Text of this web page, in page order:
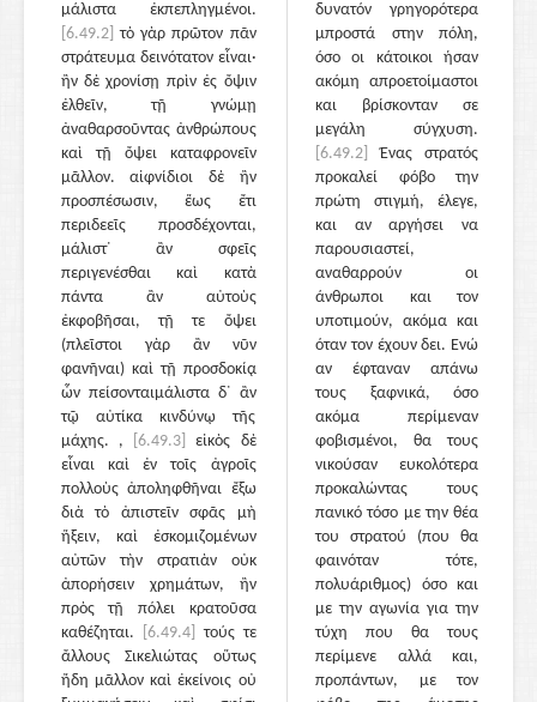
μάλιστα ἐκπεπληγμένοι.
[6.49.2] τὸ γὰρ πρῶτον πᾶν
στράτευμα δεινότατον εἶναι·
ἢν δὲ χρονίσῃ πρὶν ἐς ὄψιν
ἐλθεῖν, τῇ γνώμῃ
ἀναθαρσοῦντας ἀνθρώπους
καὶ τῇ ὄψει καταφρονεῖν
μᾶλλον. αἰφνίδιοι δὲ ἢν
προσπέσωσιν, ἕως ἔτι
περιδεεῖς προσδέχονται,
μάλιστ᾽ ἂν σφεῖς
περιγενέσθαι καὶ κατὰ
πάντα ἂν αὐτοὺς
ἐκφοβῆσαι, τῇ τε ὄψει
(πλεῖστοι γὰρ ἂν νῦν
φανῆναι) καὶ τῇ προσδοκίᾳ
ὧν πείσονταιμάλιστα δ᾽ ἂν
τῷ αὐτίκα κινδύνῳ τῆς
μάχης. ,
[6.49.3]
εἰκὸς δὲ
εἶναι καὶ ἐν τοῖς ἀγροῖς
πολλοὺς ἀποληφθῆναι ἔξω
διὰ τὸ ἀπιστεῖν σφᾶς μὴ
ἥξειν, καὶ ἐσκομιζομένων
αὐτῶν τὴν στρατιὰν οὐκ
ἀπορήσειν χρημάτων, ἢν
πρὸς τῇ πόλει κρατοῦσα
καθέζηται.
[6.49.4]
τούς τε
ἄλλους Σικελιώτας οὕτως
ἤδη μᾶλλον καὶ ἐκείνοις οὐ
δυνατόν γρηγορότερα
μπροστά στην πόλη,
όσο οι κάτοικοι ήσαν
ακόμη απροετοίμαστοι
και βρίσκονταν σε
μεγάλη σύγχυση.
[6.49.2]
Ένας στρατός
προκαλεί φόβο την
πρώτη στιγμή, έλεγε,
και αν αργήσει να
παρουσιαστεί,
αναθαρρούν οι
άνθρωποι και τον
υποτιμούν, ακόμα και
όταν τον έχουν δει. Ενώ
αν έφταναν απάνω
τους ξαφνικά, όσο
ακόμα περίμεναν
φοβισμένοι, θα τους
νικούσαν ευκολότερα
προκαλώντας τους
πανικό τόσο με την θέα
του στρατού (που θα
φαινόταν τότε,
πολυάριθμος) όσο και
με την αγωνία για την
τύχη που θα τους
περίμενε αλλά και,
προπάντων, με τον